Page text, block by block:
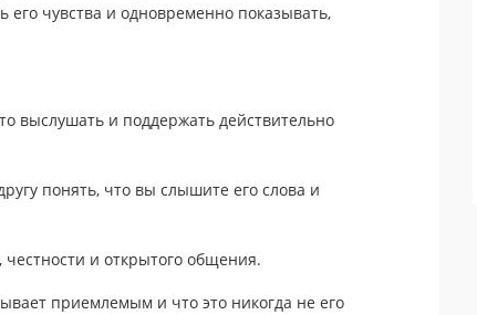
чувства и одновременно показывать,
выслушать и поддержать действительно
понять, что вы слышите его слова и
и открытого общения.
приемлемым и что это никогда не его